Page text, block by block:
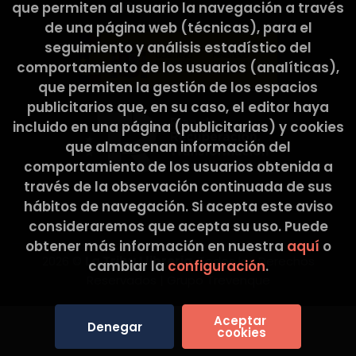
Cultura y Deporte.
La Tribu Llibreria. Todos los Derechos
Grupo Trevenque
que permiten al usuario la navegación a través
de una página web (técnicas), para el
seguimiento y análisis estadístico del
comportamiento de los usuarios (analíticas),
que permiten la gestión de los espacios
publicitarios que, en su caso, el editor haya
incluido en una página (publicitarias) y cookies
que almacenan información del
comportamiento de los usuarios obtenida a
través de la observación continuada de sus
hábitos de navegación. Si acepta este aviso
consideraremos que acepta su uso. Puede
obtener más información en nuestra aquí o
cambiar la configuración.
Denegar Aceptar
cookies